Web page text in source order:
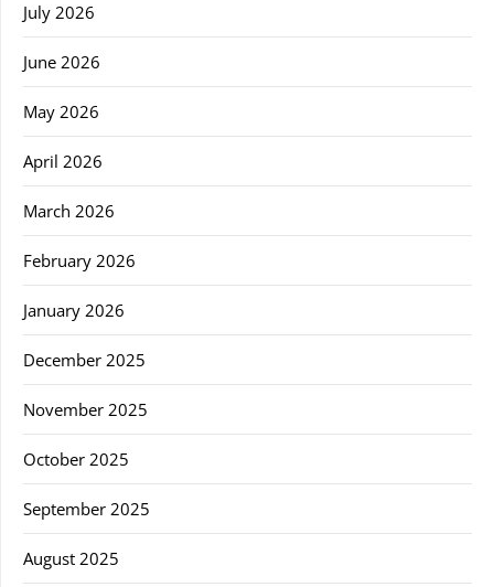
July 2026
June 2026
May 2026
April 2026
March 2026
February 2026
January 2026
December 2025
November 2025
October 2025
September 2025
August 2025